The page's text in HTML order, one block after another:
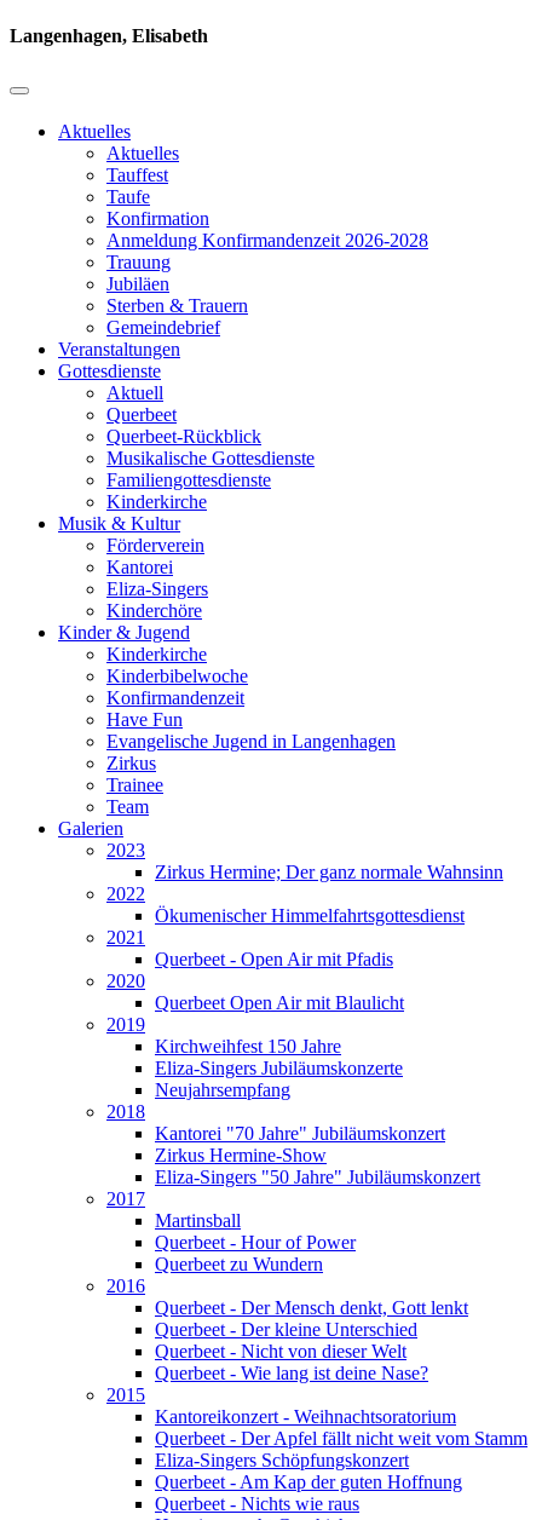
Langenhagen, Elisabeth
Aktuelles
Aktuelles
Tauffest
Taufe
Konfirmation
Anmeldung Konfirmandenzeit 2026-2028
Trauung
Jubiläen
Sterben & Trauern
Gemeindebrief
Veranstaltungen
Gottesdienste
Aktuell
Querbeet
Querbeet-Rückblick
Musikalische Gottesdienste
Familiengottesdienste
Kinderkirche
Musik & Kultur
Förderverein
Kantorei
Eliza-Singers
Kinderchöre
Kinder & Jugend
Kinderkirche
Kinderbibelwoche
Konfirmandenzeit
Have Fun
Evangelische Jugend in Langenhagen
Zirkus
Trainee
Team
Galerien
2023
Zirkus Hermine; Der ganz normale Wahnsinn
2022
Ökumenischer Himmelfahrtsgottesdienst
2021
Querbeet - Open Air mit Pfadis
2020
Querbeet Open Air mit Blaulicht
2019
Kirchweihfest 150 Jahre
Eliza-Singers Jubiläumskonzerte
Neujahrsempfang
2018
Kantorei "70 Jahre" Jubiläumskonzert
Zirkus Hermine-Show
Eliza-Singers "50 Jahre" Jubiläumskonzert
2017
Martinsball
Querbeet - Hour of Power
Querbeet zu Wundern
2016
Querbeet - Der Mensch denkt, Gott lenkt
Querbeet - Der kleine Unterschied
Querbeet - Nicht von dieser Welt
Querbeet - Wie lang ist deine Nase?
2015
Kantoreikonzert - Weihnachtsoratorium
Querbeet - Der Apfel fällt nicht weit vom Stamm
Eliza-Singers Schöpfungskonzert
Querbeet - Am Kap der guten Hoffnung
Querbeet - Nichts wie raus